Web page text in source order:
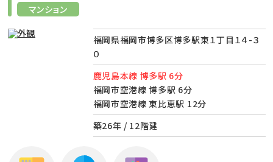
マンション
福岡県福岡市博多区博多駅東１丁目１４-３
０
鹿児島本線 博多駅 6分
福岡市空港線 博多駅 6分
福岡市空港線 東比恵駅 12分
築26年 / 12階建